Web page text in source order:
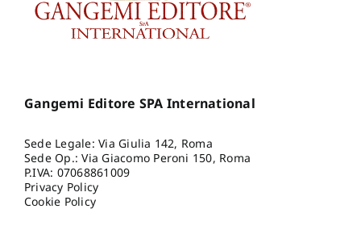
Gangemi Editore SPA International
Sede Legale: Via Giulia 142, Roma
Sede Op.: Via Giacomo Peroni 150, Roma
P.IVA: 07068861009
Privacy Policy
Cookie Policy